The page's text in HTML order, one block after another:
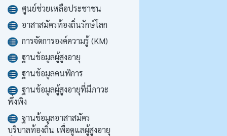
ศูนย์ช่วยเหลือประชาชน
อาสาสมัครท้องถิ่นรักษ์โลก
การจัดการองค์ความรู้ (KM)
ฐานข้อมูลผู้สูงอายุ
ฐานข้อมูลคนพิการ
ฐานข้อมูลผู้สูงอายุที่มีภาวะ
พึ่งพิง
ฐานข้อมูลอาสาสมัคร
บริบาลท้องถิ่น เพื่อดูแลผู้สูงอายุ